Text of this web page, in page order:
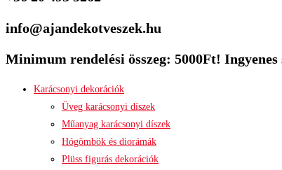
info@ajandekotveszek.hu
Minimum rendelési összeg: 5000Ft!
Karácsonyi dekorációk
Üveg karácsonyi díszek
Műanyag karácsonyi díszek
Hógömbök és diorámák
Plüss figurás dekorációk